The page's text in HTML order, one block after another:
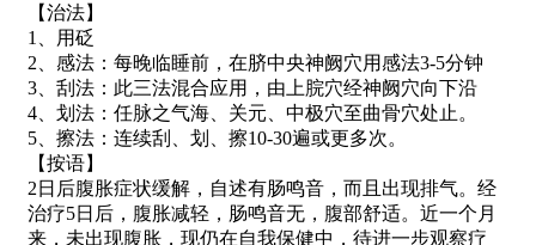
【治法】
1、用砭
2、感法：每晚临睡前，在脐中央神阙穴用感法3-5分钟
3、刮法：此三法混合应用，由上脘穴经神阙穴向下沿
4、划法：任脉之气海、关元、中极穴至曲骨穴处止。
5、擦法：连续刮、划、擦10-30遍或更多次。
【按语】
2日后腹胀症状缓解，自述有肠鸣音，而且出现排气。经
治疗5日后，腹胀减轻，肠鸣音无，腹部舒适。近一个月
来，未出现腹胀，现仍在自我保健中，待进一步观察疗